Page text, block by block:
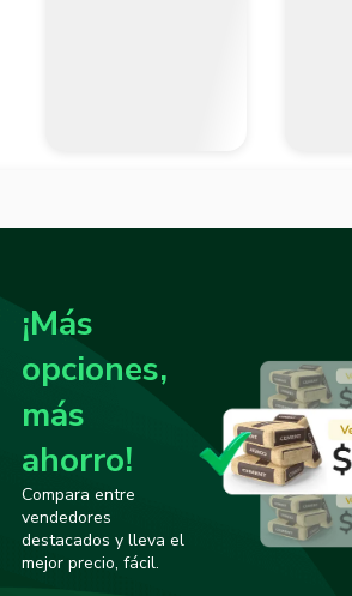
¡Más
opciones,
más
ahorro!
Compara entre
vendedores
destacados y lleva el
mejor precio, fácil.